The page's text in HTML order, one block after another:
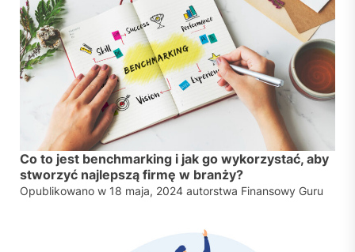
Co to jest benchmarking i jak go wykorzystać, aby
stworzyć najlepszą firmę w branży?
Opublikowano w 18 maja, 2024 autorstwa Finansowy Guru